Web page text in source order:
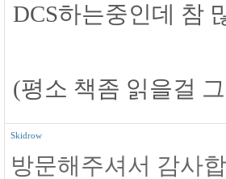
DCS하는중인데 참
(평소 책좀 읽을걸
Skidrow
방문해주셔서 감사